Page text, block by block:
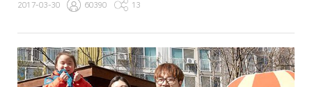
2017-03-30 60390 13